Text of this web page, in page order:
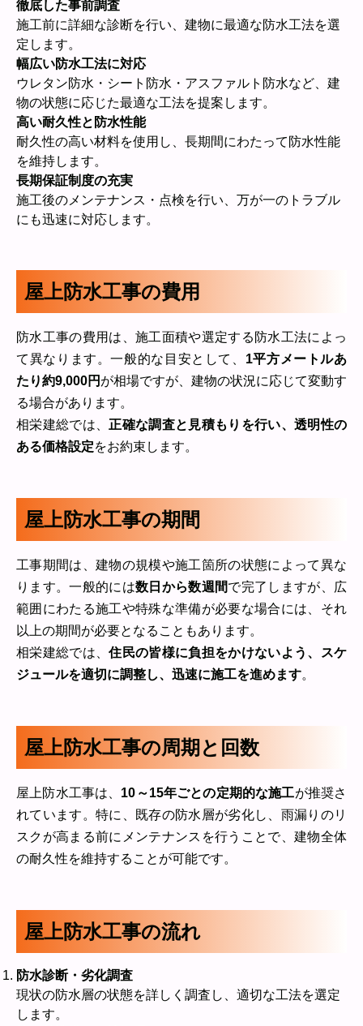
徹底した事前調査
施工前に詳細な診断を行い、建物に最適な防水工法を選
定します。
幅広い防水工法に対応
ウレタン防水・シート防水・アスファルト防水など、建
物の状態に応じた最適な工法を提案します。
高い耐久性と防水性能
耐久性の高い材料を使用し、長期間にわたって防水性能
を維持します。
長期保証制度の充実
施工後のメンテナンス・点検を行い、万が一のトラブル
にも迅速に対応します。
屋上防水工事の費用
防水工事の費用は、施工面積や選定する防水工法によっ
て異なります。一般的な目安として、 1平方メートルあ
たり約9,000円 が相場ですが、建物の状況に応じて変動す
る場合があります。
相栄建総では、 正確な調査と見積もりを行い、透明性の
ある価格設定をお約束します。
屋上防水工事の期間
工事期間は、建物の規模や施工箇所の状態によって異な
ります。一般的には数日から数週間で完了しますが、広
範囲にわたる施工や特殊な準備が必要な場合には、それ
以上の期間が必要となることもあります。
相栄建総では、住民の皆様に負担をかけないよう、スケ
ジュールを適切に調整し、迅速に施工を進めます。
屋上防水工事の周期と回数
屋上防水工事は、 10～15年ごとの定期的な施工が推奨さ
れています。特に、既存の防水層が劣化し、雨漏りのリ
スクが高まる前にメンテナンスを行うことで、建物全体
の耐久性を維持することが可能です。
屋上防水工事の流れ
防水診断・劣化調査
現状の防水層の状態を詳しく調査し、適切な工法を選定
します。